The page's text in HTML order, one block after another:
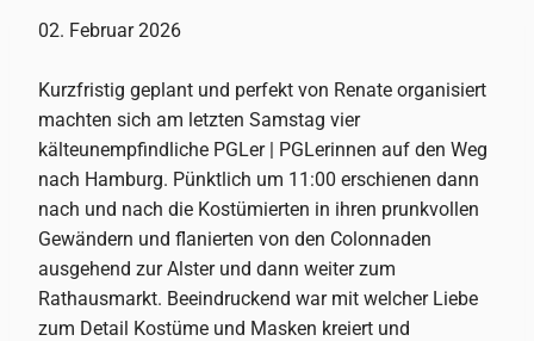
02. Februar 2026
Kurzfristig geplant und perfekt von Renate organisiert
machten sich am letzten Samstag vier
kälteunempfindliche PGLer | PGLerinnen auf den Weg
nach Hamburg. Pünktlich um 11:00 erschienen dann
nach und nach die Kostümierten in ihren prunkvollen
Gewändern und flanierten von den Colonnaden
ausgehend zur Alster und dann weiter zum
Rathausmarkt. Beeindruckend war mit welcher Liebe
zum Detail Kostüme und Masken kreiert und